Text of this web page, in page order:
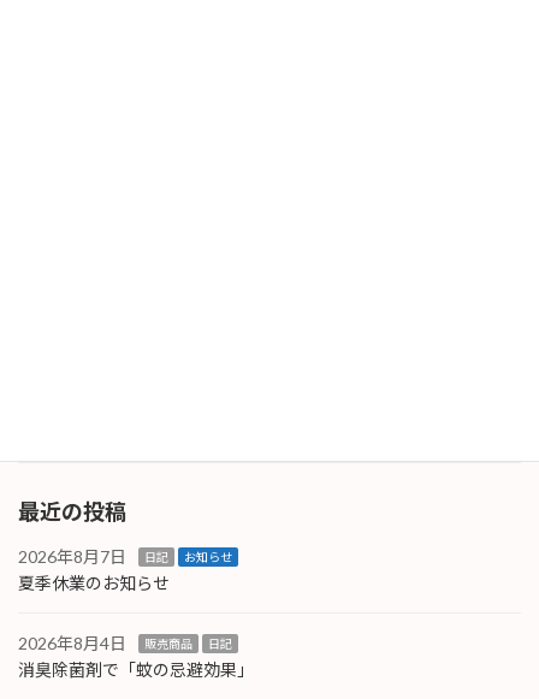
最近の投稿
2026年8月7日 日記 お知らせ
夏季休業のお知らせ
2026年8月4日 販売商品 日記
消臭除菌剤で「蚊の忌避効果」